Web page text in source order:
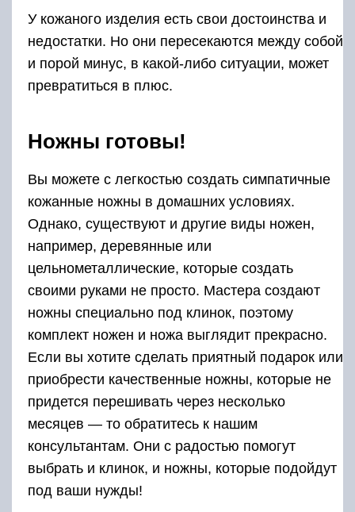
У кожаного изделия есть свои достоинства и
недостатки. Но они пересекаются между собой
и порой минус, в какой-либо ситуации, может
превратиться в плюс.
Ножны готовы!
Вы можете с легкостью создать симпатичные
кожанные ножны в домашних условиях.
Однако, существуют и другие виды ножен,
например, деревянные или
цельнометаллические, которые создать
своими руками не просто. Мастера создают
ножны специально под клинок, поэтому
комплект ножен и ножа выглядит прекрасно.
Если вы хотите сделать приятный подарок или
приобрести качественные ножны, которые не
придется перешивать через несколько
месяцев — то обратитесь к нашим
консультантам. Они с радостью помогут
выбрать и клинок, и ножны, которые подойдут
под ваши нужды!